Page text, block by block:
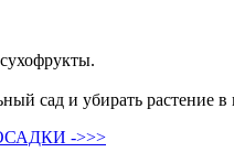
сад и убирать растение
->>>